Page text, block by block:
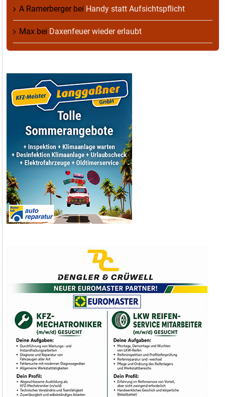
A Ramerbergerbei Handy statt Aufsichtspflicht
Max bei Daxenfeuer wieder erlaubt